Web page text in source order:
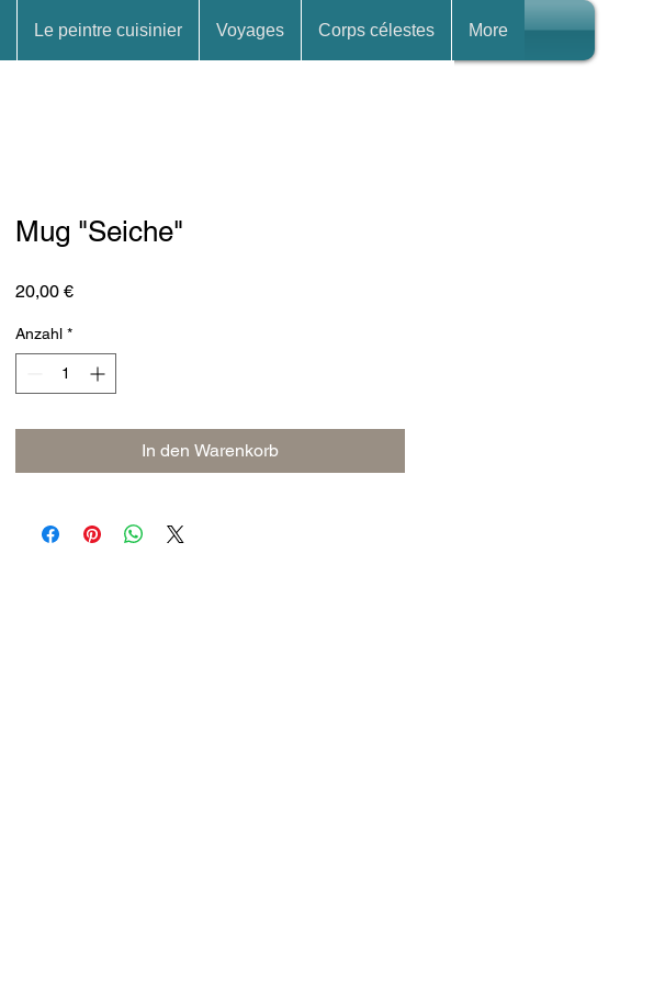
Le peintre cuisinier Voyages Corps célestes More
Mug "Seiche"
20,00 €Preis
Anzahl *
In den Warenkorb